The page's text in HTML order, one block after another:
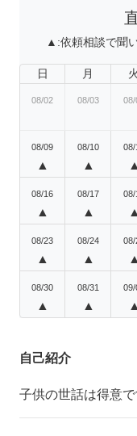
▲:依頼相談で聞
日 月 火
08/02 08/03 08/
08/09
▲
08/10
▲
08/
▲
08/16
▲
08/17
▲
08/
▲
08/23
▲
08/24
▲
08/
▲
08/30
▲
08/31
▲
09/
▲
自己紹介
子供の世話は得意で